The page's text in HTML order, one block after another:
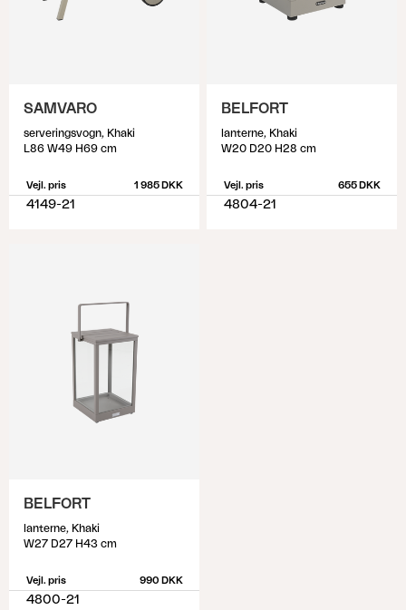
SAMVARO
serveringsvogn, Khaki
L86 W49 H69 cm
Vejl. pris 1 985 DKK
4149-21
BELFORT
lanterne, Khaki
W20 D20 H28 cm
Vejl. pris 655 DKK
4804-21
BELFORT
lanterne, Khaki
W27 D27 H43 cm
Vejl. pris 990 DKK
4800-21